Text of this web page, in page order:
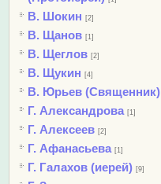
В. Шокин [2]
В. Щанов [1]
В. Щеглов [2]
В. Щукин [4]
В. Юрьев (Священник)
Г. Александрова [1]
Г. Алексеев [2]
Г. Афанасьева [1]
Г. Галахов (иерей) [9]